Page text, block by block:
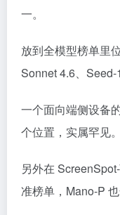
一。
放到全模型榜单里
Sonnet 4.6、Seed-
一个面向端侧设备
个位置，实属罕见。
另外在
准榜单，Mano-P